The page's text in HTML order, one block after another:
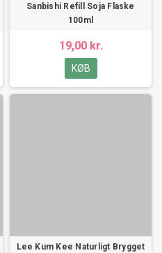
Sanbishi Refill Soja Flaske
100ml
19,00 kr.
KØB
Lee Kum Kee Naturligt Brygget